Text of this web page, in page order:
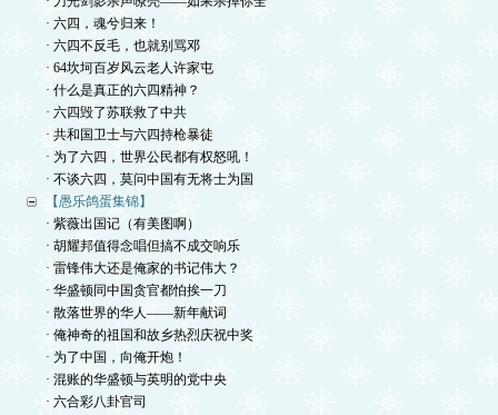
· 六四，魂兮归来！
· 六四不反毛，也就别骂邓
· 64坎坷百岁风云老人许家屯
· 什么是真正的六四精神？
· 六四毁了苏联救了中共
· 共和国卫士与六四持枪暴徒
· 为了六四，世界公民都有权怒吼！
· 不谈六四，莫问中国有无将士为国
【愚乐鸽蛋集锦】
· 紫薇出国记（有美图啊）
· 胡耀邦值得念唱但搞不成交响乐
· 雷锋伟大还是俺家的书记伟大？
· 华盛顿同中国贪官都怕挨一刀
· 散落世界的华人——新年献词
· 俺神奇的祖国和故乡热烈庆祝中奖
· 为了中国，向俺开炮！
· 混账的华盛顿与英明的党中央
· 六合彩八卦官司